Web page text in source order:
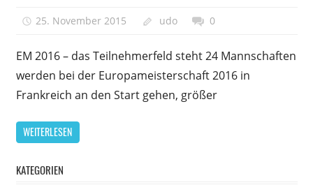
25. November 2015 udo 0
EM 2016 – das Teilnehmerfeld steht 24 Mannschaften
werden bei der Europameisterschaft 2016 in
Frankreich an den Start gehen, größer
WEITERLESEN
KATEGORIEN